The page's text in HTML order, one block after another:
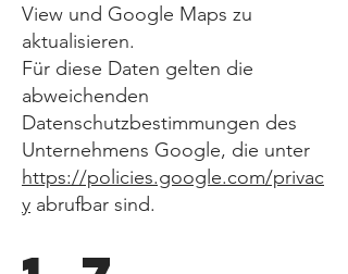
View und Google Maps zu
aktualisieren.
Für diese Daten gelten die
abweichenden
Datenschutzbestimmungen des
Unternehmens Google, die unter
https://policies.google.com/privac
y abrufbar sind.